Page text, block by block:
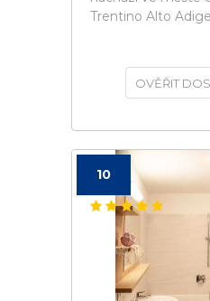
Trentino Alto
OVĚŘIT
10